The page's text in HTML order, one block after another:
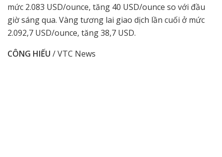
mức 2.083 USD/ounce, tăng 40 USD/ounce so với đầu
giờ sáng qua. Vàng tương lai giao dịch lần cuối ở mức
2.092,7 USD/ounce, tăng 38,7 USD.
CÔNG HIẾU / VTC News